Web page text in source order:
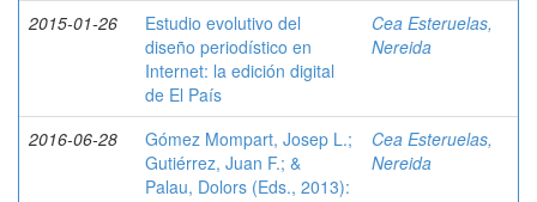
2015-01-26
Estudio evolutivo del
diseño periodístico en
Internet: la edición digital
de El País
Cea Esteruelas,
Nereida
2016-06-28
Gómez Mompart, Josep L.;
Gutiérrez, Juan F.; &
Palau, Dolors (Eds., 2013):
Cea Esteruelas,
Nereida